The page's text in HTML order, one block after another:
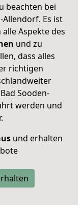
beachten bei
Allendorf. Es ist
Aspekte des
und zu
dass alles
richtigen
Sooden-
werden und
und erhalten